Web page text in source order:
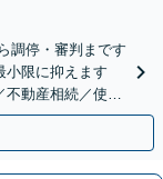
調停・審判まです
小限に抑えます
不動産相続／使い